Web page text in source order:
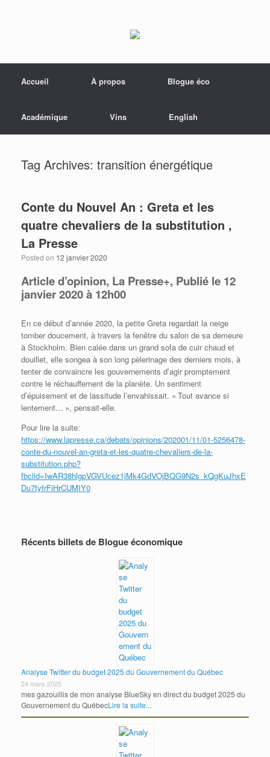
Accueil
À propos Blogue éco
Académique Vins English
Tag Archives: transition énergétique
Conte du Nouvel An : Greta et les
quatre chevaliers de la substitution ,
La Presse
Posted on 12 janvier 2020
Article d’opinion, La Presse+, Publié le 12
janvier 2020 à 12h00
En ce début d’année 2020, la petite Greta regardait la neige
tomber doucement, à travers la fenêtre du salon de sa demeure
à Stockholm. Bien calée dans un grand sofa de cuir chaud et
douillet, elle songea à son long pèlerinage des derniers mois, à
tenter de convaincre les gouvernements d’agir promptement
contre le réchauffement de la planète. Un sentiment
d’épuisement et de lassitude l’envahissait. « Tout avance si
lentement… », pensait-elle.
Pour lire la suite:
https://www.lapresse.ca/debats/opinions/202001/11/01-5256478-
conte-du-nouvel-an-greta-et-les-quatre-chevaliers-de-la-
substitution.php?
fbclid=IwAR38hlgpVGVUcez1jMk4GdVOjBQG9N2s_kQgKuJhxE
Du7fyfrFiHrCUMIY0
Récents billets de Blogue économique
Analyse Twitter du budget 2025 du Gouvernement du Québec
24 mars 2025
mes gazouillis de mon analyse BlueSky en direct du budget 2025 du
Gouvernement du QuébecLire la suite...